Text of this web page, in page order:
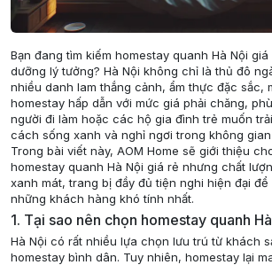
Bạn đang tìm kiếm homestay quanh Hà Nội
dưỡng lý tưởng? Hà Nội không chỉ là thủ đô
nhiều danh lam thắng cảnh, ẩm thực đặc sắc,
homestay hấp dẫn với mức giá phải chăng,
người đi làm hoặc các hộ gia đình trẻ muốn
cách sống xanh và nghỉ ngơi trong không
Trong bài viết này, AOM Home sẽ giới thiệu
homestay quanh Hà Nội giá rẻ nhưng chất
xanh mát, trang bị đầy đủ tiện nghi hiện đại
những khách hàng khó tính nhất.
1. Tại sao nên chọn homestay quanh
Hà Nội có rất nhiều lựa chọn lưu trú từ khách
homestay bình dân. Tuy nhiên, homestay lại